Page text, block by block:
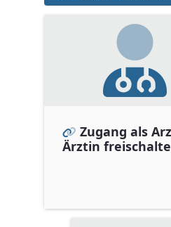
Zugang als
Ärztin